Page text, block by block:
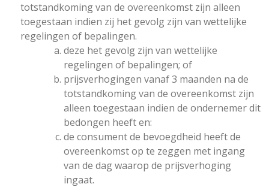
totstandkoming van de overeenkomst zijn alleen
toegestaan indien zij het gevolg zijn van wettelijke
regelingen of bepalingen.
deze het gevolg zijn van wettelijke
regelingen of bepalingen; of
prijsverhogingen vanaf 3 maanden na de
totstandkoming van de overeenkomst zijn
alleen toegestaan indien de ondernemer dit
bedongen heeft en:
de consument de bevoegdheid heeft de
overeenkomst op te zeggen met ingang
van de dag waarop de prijsverhoging
ingaat.